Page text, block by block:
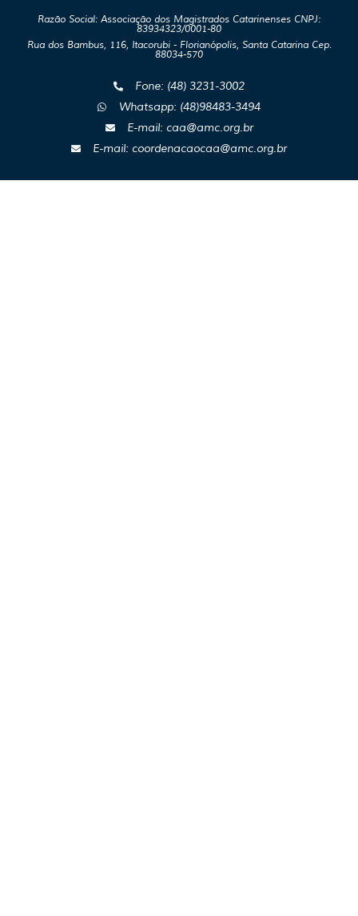
Razão Social: Associação dos Magistrados Catarinenses CNPJ:
83934323/0001-80
Rua dos Bambus, 116, Itacorubi - Florianópolis, Santa Catarina Cep.
88034-570
Fone: (48) 3231-3002
Whatsapp: (48)98483-3494
E-mail: caa@amc.org.br
E-mail: coordenacaocaa@amc.org.br